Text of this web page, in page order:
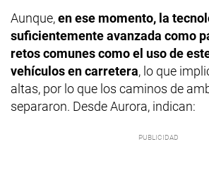
Aunque,en ese momento, la
suficientemente avanzada como
retos comunes como el uso de
vehículos en carretera, lo que
altas, por lo que los caminos de
separaron. Desde Aurora, indican: